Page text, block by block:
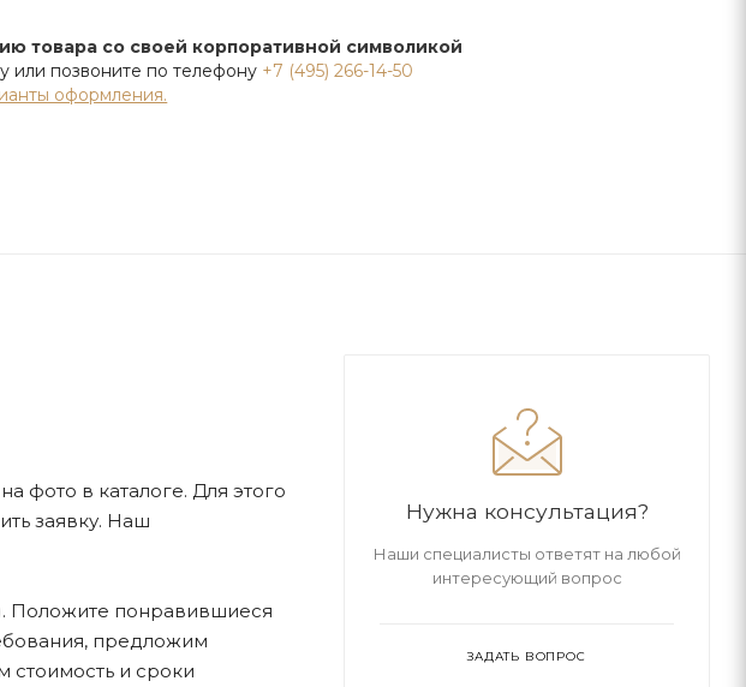
товара со своей корпоративной символикой
или позвоните по телефону +7 (495) 266-14-50
оформления.
фото в каталоге. Для этого
заявку. Наш
Положите понравившиеся
предложим
стоимость и сроки
Нужна консультация?
Наши специалисты ответят на любой
интересующий вопрос
ЗАДАТЬ ВОПРОС